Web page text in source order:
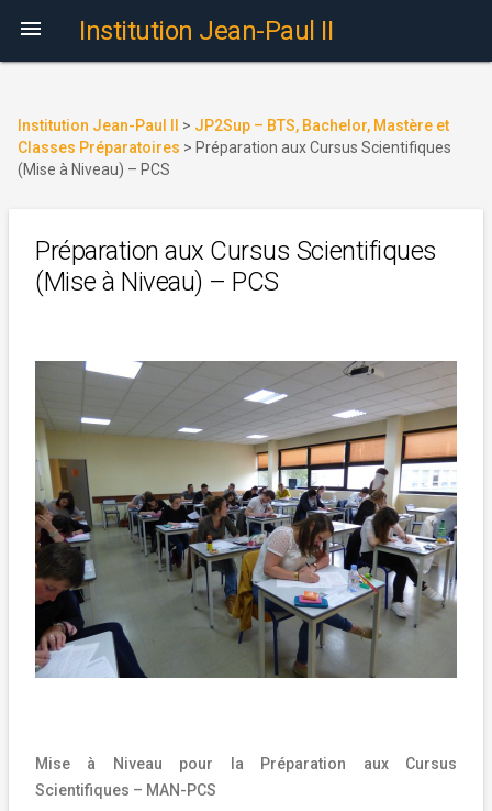
 Institution Jean-Paul II
Institution Jean-Paul II > JP2Sup – BTS, Bachelor, Mastère et
Classes Préparatoires > Préparation aux Cursus Scientifiques
(Mise à Niveau) – PCS
Préparation aux Cursus Scientifiques
(Mise à Niveau) – PCS
Mise à Niveau pour la Préparation aux Cursus
Scientifiques – MAN-PCS